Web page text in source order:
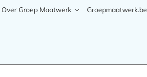
navigatie
Over Groep Maatwerk Groepmaatwerk.be